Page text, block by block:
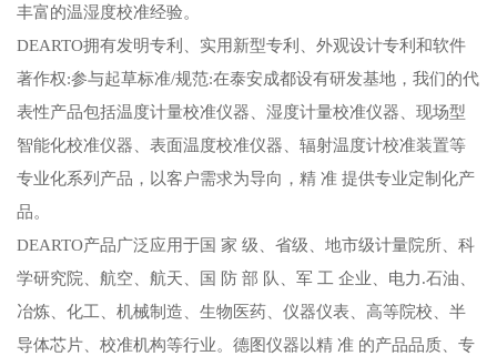
丰富的温湿度校准经验。
DEARTO拥有发明专利、实用新型专利、外观设计专利和软件
著作权:参与起草标准/规范:在泰安成都设有研发基地，我们的代
表性产品包括温度计量校准仪器、湿度计量校准仪器、现场型
智能化校准仪器、表面温度校准仪器、辐射温度计校准装置等
专业化系列产品，以客户需求为导向，精 准 提供专业定制化产
品。
DEARTO产品广泛应用于国 家 级、省级、地市级计量院所、科
学研究院、航空、航天、国 防 部 队、军 工 企业、电力.石油、
冶炼、化工、机械制造、生物医药、仪器仪表、高等院校、半
导体芯片、校准机构等行业。德图仪器以精 准 的产品品质、专